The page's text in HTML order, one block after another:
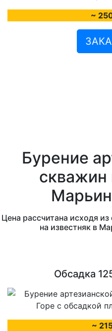
~
Бурение
скважин
Цена рассчитана исходя
на известняк в
Обсадка
~